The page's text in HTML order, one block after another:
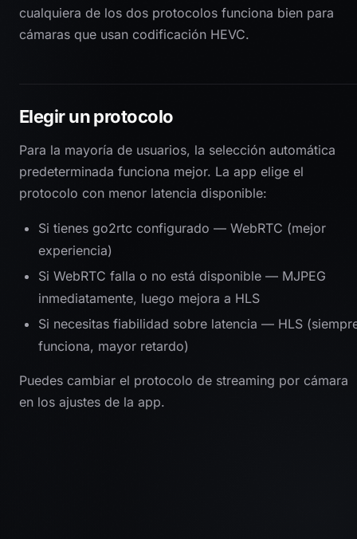
cualquiera de los dos protocolos funciona bien para
cámaras que usan codificación HEVC.
Elegir un protocolo
Para la mayoría de usuarios, la selección automática
predeterminada funciona mejor. La app elige el
protocolo con menor latencia disponible:
Si tienes go2rtc configurado — WebRTC (mejor
experiencia)
Si WebRTC falla o no está disponible — MJPEG
inmediatamente, luego mejora a HLS
Si necesitas fiabilidad sobre latencia — HLS
funciona, mayor retardo)
Puedes cambiar el protocolo de streaming por cámara
en los ajustes de la app.